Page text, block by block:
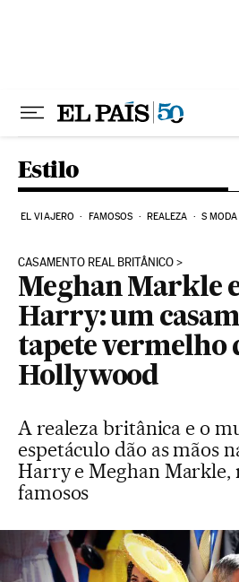
Estilo
EL VIAJERO FAMOSOS REALEZA S MODA
CASAMENTO REAL BRITÂNICO
Meghan Markle
Harry: um
tapete vermelho
Hollywood
A realeza britânica e o
espetáculo dão as mãos
Harry e Meghan Markle,
famosos